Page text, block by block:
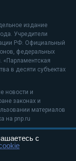
издание
Учредители
РФ. Официальный
федеральных
«Парламентская
в десяти субъектах
новости и
законах и
материалов
на pnp.ru
с